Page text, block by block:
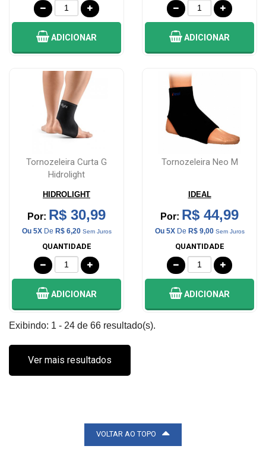
ADICIONAR ADICIONAR
Tornozeleira Curta G
Hidrolight
HIDROLIGHT
Por: R$ 30,99
Ou 5XDe R$ 6,20 Sem Juros
QUANTIDADE
ADICIONAR
Tornozeleira Neo M
IDEAL
Por: R$ 44,99
Ou 5XDe R$ 9,00 Sem Juros
QUANTIDADE
ADICIONAR
Exibindo: 1 - 24 de 66 resultado(s).
Ver mais resultados
VOLTAR AO TOPO